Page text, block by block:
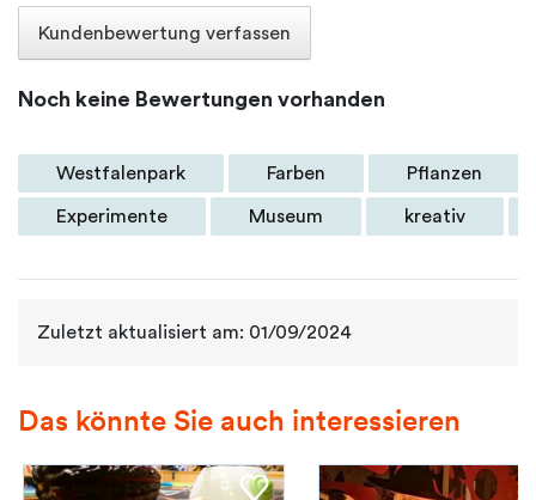
Kundenbewertung verfassen
Noch keine Bewertungen vorhanden
Westfalenpark Farben Pflanzen
Experimente Museum kreativ
Zuletzt aktualisiert am: 01/09/2024
Das könnte Sie auch interessieren